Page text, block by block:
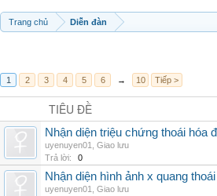
Trang chủ Diễn đàn
1 2 3 4 5 6 → 10 Tiếp >
TIÊU ĐỀ
Nhận diện triệu chứng thoái hóa
uyenuyen01
Giao lưu
Trả lời:
0
Nhận diện hình ảnh x quang
uyenuyen01
Giao lưu